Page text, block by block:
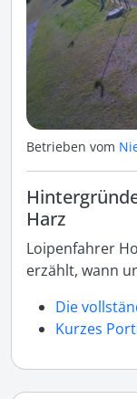
Betrieben vom
Harz
Loipenfahrer
erzählt, wann
Die
Kurzes